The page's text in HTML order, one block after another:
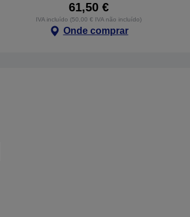
61,50 €
IVA incluído (50,00 € IVA não incluído)
Onde comprar